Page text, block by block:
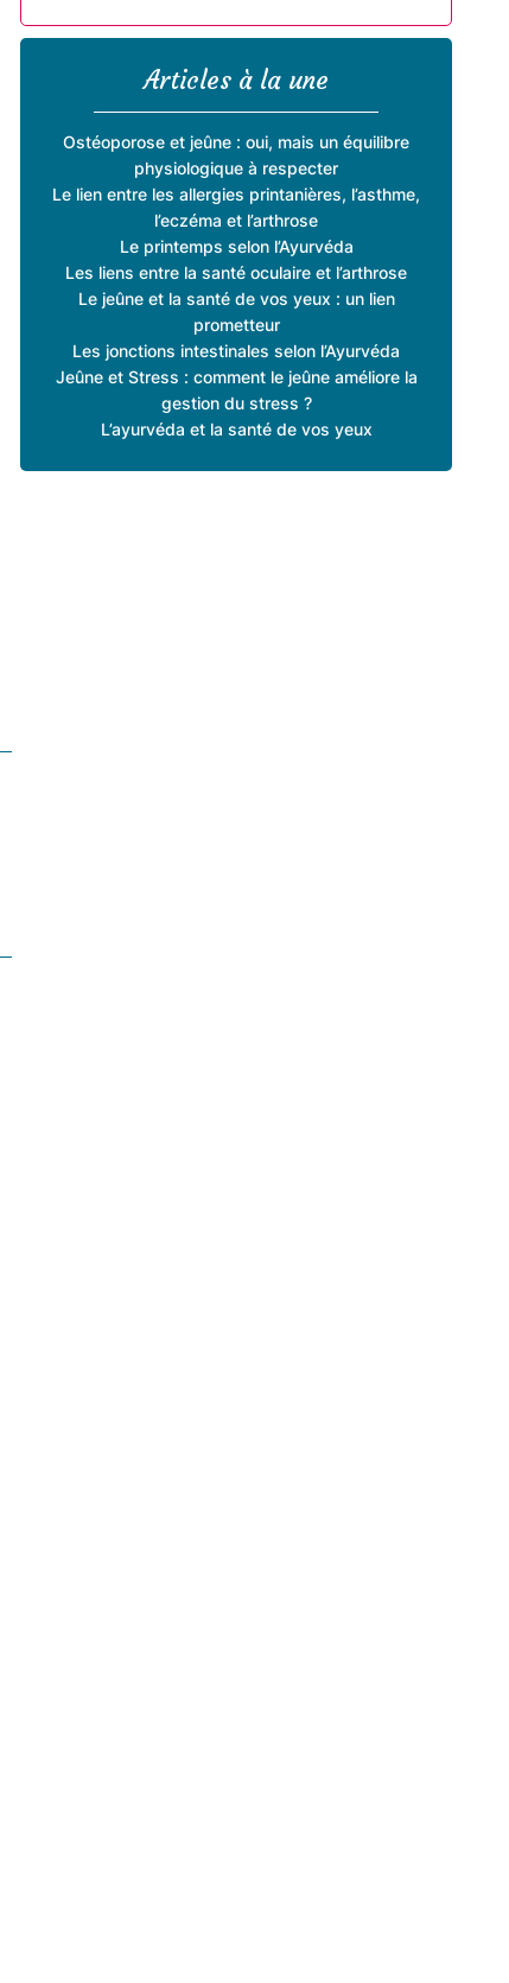
Articles à la une
Ostéoporose et jeûne : oui, mais un équilibre
physiologique à respecter
Le lien entre les allergies printanières, l’asthme,
l’eczéma et l’arthrose
Le printemps selon l’Ayurvéda
Les liens entre la santé oculaire et l’arthrose
Le jeûne et la santé de vos yeux : un lien
prometteur
Les jonctions intestinales selon l’Ayurvéda
Jeûne et Stress : comment le jeûne améliore la
gestion du stress ?
L’ayurvéda et la santé de vos yeux